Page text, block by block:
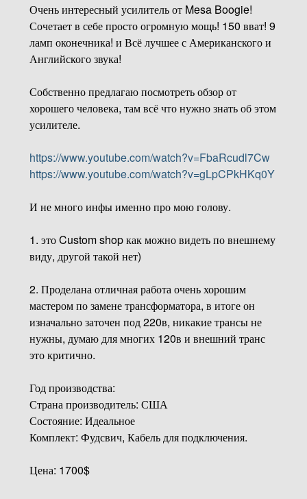
Очень интересный усилитель от Mesa Boogie!
Сочетает в себе просто огромную мощь! 150 вват! 9
ламп оконечника! и Всё лучшее с Американского и
Английского звука!
Собственно предлагаю посмотреть обзор от
хорошего человека, там всё что нужно знать об этом
усилителе.
https://www.youtube.com/watch?v=FbaRcudl7Cw
https://www.youtube.com/watch?v=gLpCPkHKq0Y
И не много инфы именно про мою голову.
1. это Custom shop как можно видеть по внешнему
виду, другой такой нет)
2. Проделана отличная работа очень хорошим
мастером по замене трансформатора, в итоге он
изначально заточен под 220в, никакие трансы не
нужны, думаю для многих 120в и внешний транс
это критично.
Год производства:
Страна производитель: США
Состояние: Идеальное
Комплект: Фудсвич, Кабель для подключения.
Цена: 1700$